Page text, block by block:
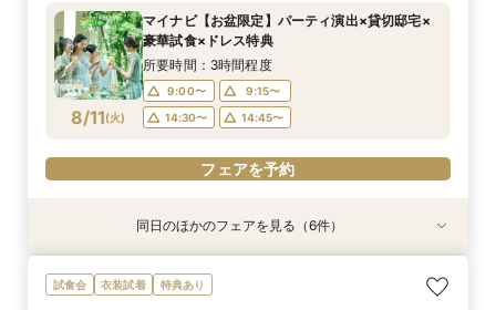
8/9(日)
9:00〜
9:15〜
14:30〜
18:00〜
フェアを予約
8/9(日)
9:15〜
14:30〜
18:00〜
フェアを予約
8/9(日)
9:15〜
14:30〜
14:45〜
18:00〜
フェアを予約
8/9(日)
13:00〜 13:30〜
フェアを予約
8/9(日)
9:10〜 14:30〜
フェアを予約
8/9(日)
9:15〜
14:30〜
18:00〜
フェアを予約
8/11(火)
マイナビ【お盆限定】パーティ演出×貸切邸宅×
豪華試食×ドレス特典
所要時間：3時間程度
9:00〜
9:15〜
14:30〜
14:45〜
フェアを予約
衣装試着 特典あり 動画あり
＜初めての式場見学＞心躍る花嫁の第一歩♪ゆっ
たり相談＆見学会
衣装試着 特典あり
【10名～におすすめ*少人数W★】挙式×贅沢試
食×おもてなし体験
衣装試着 特典あり
大好評♪ペット婚【支持率NO,1】ペットも安心
W*相談会
【遠方の方◎オンライン相談会】スマホで簡単！
豪華5大特典付き
衣装試着 特典あり
【料理重視の方◎】シェフ渾身コース試食＆おも
てなし料理特典
衣装試着 特典あり
「即決ナシ」予算のリアル大公開！本番コーデ×
人気ドレス優待付
同日のほかのフェアを見る（6件）
試食会 衣装試着 特典あり